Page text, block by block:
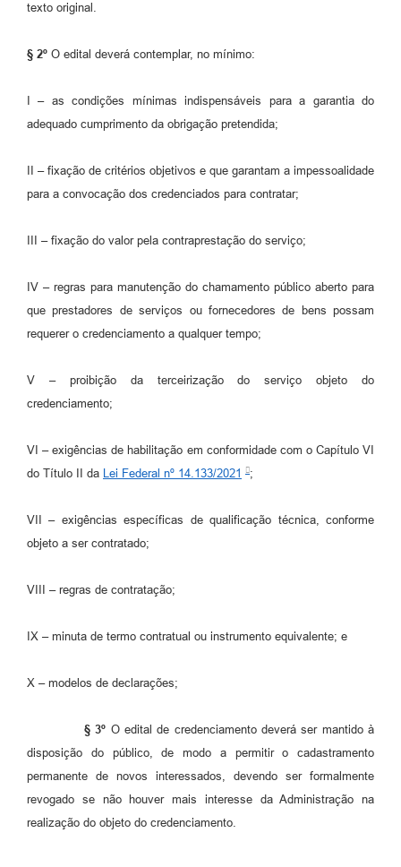
texto original.
§ 2º O edital deverá contemplar, no mínimo:
I – as condições mínimas indispensáveis para a garantia do
adequado cumprimento da obrigação pretendida;
II – fixação de critérios objetivos e que garantam a impessoalidade
para a convocação dos credenciados para contratar;
III – fixação do valor pela contraprestação do serviço;
IV – regras para manutenção do chamamento público aberto para
que prestadores de serviços ou fornecedores de bens possam
requerer o credenciamento a qualquer tempo;
V – proibição da terceirização do serviço objeto do
credenciamento;
VI – exigências de habilitação em conformidade com o Capítulo VI
do Título II da
Lei Federal nº 14.133/2021 ;
VII – exigências específicas de qualificação técnica, conforme
objeto a ser contratado;
VIII – regras de contratação;
IX – minuta de termo contratual ou instrumento equivalente; e
X – modelos de declarações;
§ 3º O edital de credenciamento deverá ser mantido à
disposição do público, de modo a permitir o cadastramento
permanente de novos interessados, devendo ser formalmente
revogado se não houver mais interesse da Administração na
realização do objeto do credenciamento.